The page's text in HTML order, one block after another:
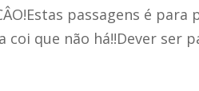
passagens é
coi que não há!!Dever ser